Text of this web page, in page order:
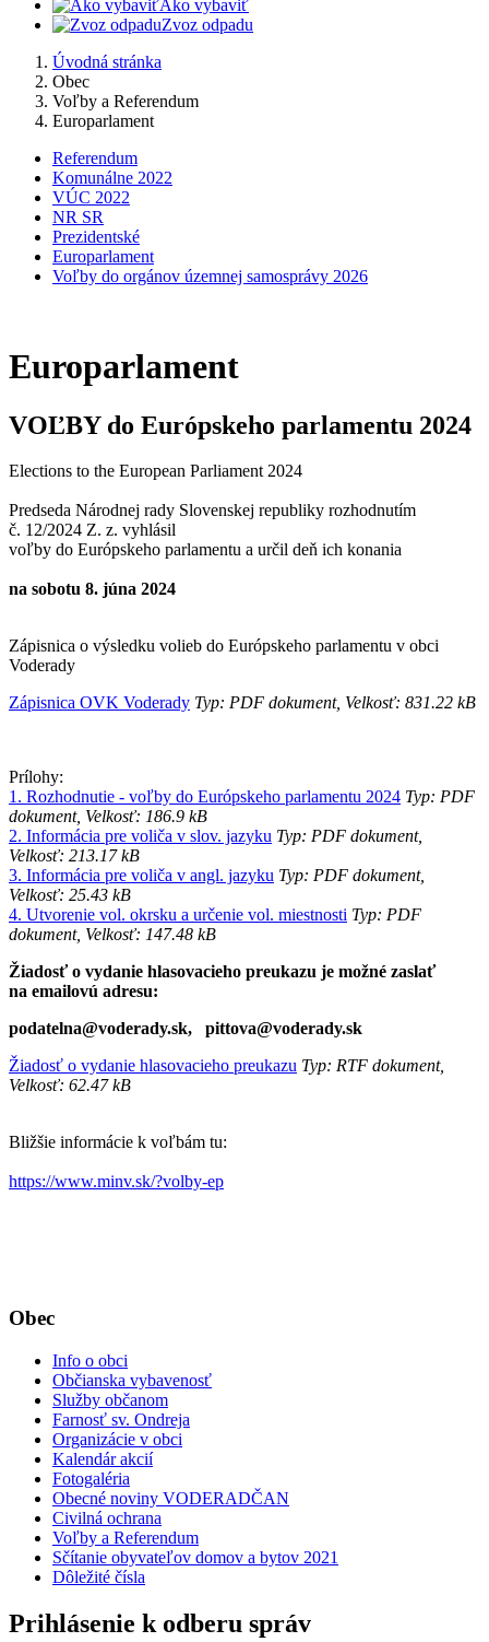
Ako vybaviť
Zvoz odpadu
Úvodná stránka
Obec
Voľby a Referendum
Europarlament
Referendum
Komunálne 2022
VÚC 2022
NR SR
Prezidentské
Europarlament
Voľby do orgánov územnej samosprávy 2026
Europarlament
VOĽBY do Európskeho parlamentu 2024
Elections to the European Parliament 2024
Predseda Národnej rady Slovenskej republiky rozhodnutím
č. 12/2024 Z. z. vyhlásil
voľby do Európskeho parlamentu a určil deň ich konania
na sobotu 8. júna 2024
Zápisnica o výsledku volieb do Európskeho parlamentu v obci
Voderady
Zápisnica OVK Voderady Typ: PDF dokument, Velkosť: 831.22 kB
Prílohy:
1. Rozhodnutie - voľby do Európskeho parlamentu 2024 Typ: PDF
dokument, Velkosť: 186.9 kB
2. Informácia pre voliča v slov. jazyku Typ: PDF dokument,
Velkosť: 213.17 kB
3. Informácia pre voliča v angl. jazyku Typ: PDF dokument,
Velkosť: 25.43 kB
4. Utvorenie vol. okrsku a určenie vol. miestnosti Typ: PDF
dokument, Velkosť: 147.48 kB
Žiadosť o vydanie hlasovacieho preukazu je možné zaslať
na emailovú adresu:
podatelna@voderady.sk, pittova@voderady.sk
Žiadosť o vydanie hlasovacieho preukazu Typ: RTF dokument,
Velkosť: 62.47 kB
Bližšie informácie k voľbám tu:
https://www.minv.sk/?volby-ep
Obec
Info o obci
Občianska vybavenosť
Služby občanom
Farnosť sv. Ondreja
Organizácie v obci
Kalendár akcií
Fotogaléria
Obecné noviny VODERADČAN
Civilná ochrana
Voľby a Referendum
Sčítanie obyvateľov domov a bytov 2021
Dôležité čísla
Prihlásenie k odberu správ